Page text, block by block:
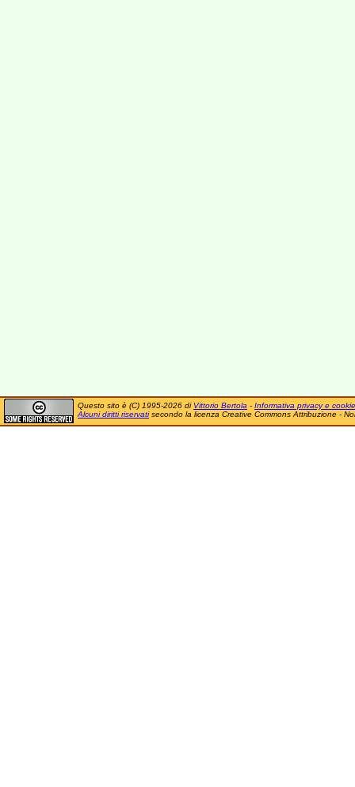
Questo sito è (C) 1995-2026 di Vittorio Bertola - Informativa privacy e cookie
Alcuni diritti riservatisecondo la licenza Creative Commons Attribuzione -